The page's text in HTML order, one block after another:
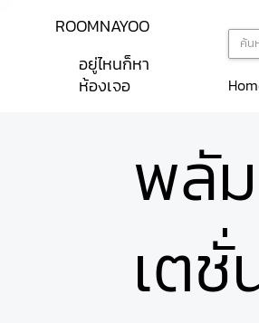
ROOMNAYOO
อยู่ไหนก็หา
ห้องเจอ
พลั
เต